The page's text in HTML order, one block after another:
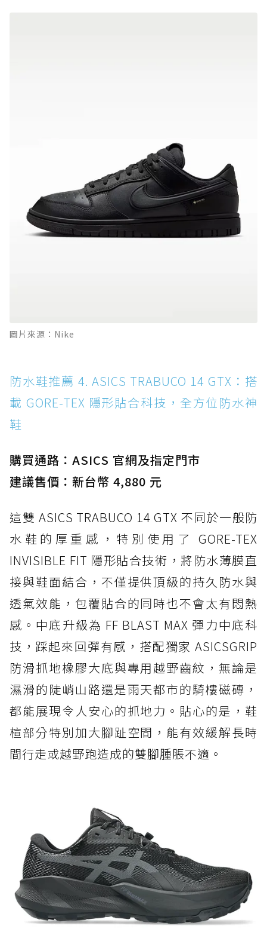
圖片來源：Nike
防水鞋推薦 4. ASICS TRABUCO 14 GTX：搭
載 GORE-TEX 隱形貼合科技，全方位防水神
鞋
購買通路：ASICS 官網及指定門市
建議售價：新台幣 4,880 元
這雙 ASICS TRABUCO 14 GTX 不同於一般防
水鞋的厚重感，特別使用了 GORE-TEX
INVISIBLE FIT 隱形貼合技術，將防水薄膜直
接與鞋面結合，不僅提供頂級的持久防水與
透氣效能，包覆貼合的同時也不會太有悶熱
感。中底升級為 FF BLAST MAX 彈力中底科
技，踩起來回彈有感，搭配獨家 ASICSGRIP
防滑抓地橡膠大底與專用越野齒紋，無論是
濕滑的陡峭山路還是雨天都市的騎樓磁磚，
都能展現令人安心的抓地力。貼心的是，鞋
楦部分特別加大腳趾空間，能有效緩解長時
間行走或越野跑造成的雙腳腫脹不適。